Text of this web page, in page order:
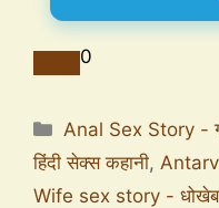
0
Anal Sex Story -
हिंदी सेक्स कहानी,
Wife sex story -